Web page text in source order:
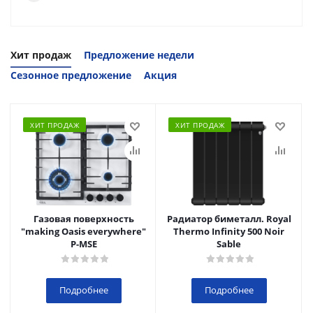
Хит продаж
Предложение недели
Сезонное предложение
Акция
ХИТ ПРОДАЖ
Газовая поверхность
"making Oasis everywhere"
P-MSE
Подробнее
ХИТ ПРОДАЖ
Радиатор биметалл. Royal
Thermo Infinity 500 Noir
Sable
Подробнее